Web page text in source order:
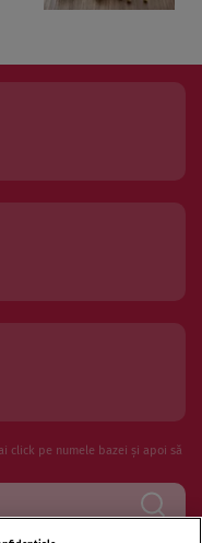
click pe numele bazei și apoi să